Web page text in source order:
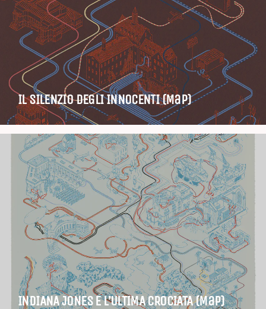
IL SILENZIO DEGLI INNOCENTI (Map)
INDIANA JONES E L’ULTIMA CROCIATA (Map)